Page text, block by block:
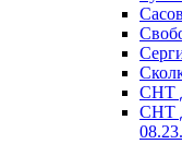
СНТ
СНТ